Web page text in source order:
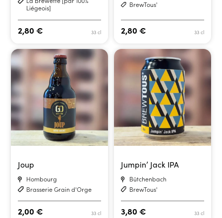
Liégeois]
33 cl
2,80€
BrewTous'
33 cl
2,80 €
Joup
Hombourg
Brasserie Grain d'Orge
33 cl
2,00€
Jumpin’ Jack IPA
Bütchenbach
BrewTous'
33 cl
3,80 €